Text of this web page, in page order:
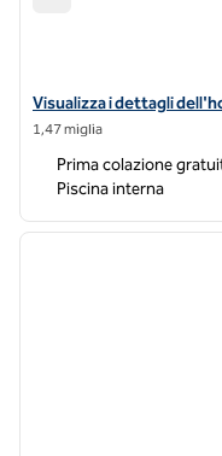
Visualizza i dettagli
Visualizza i dettagli
1,47 miglia
Prima colazione
Piscina interna
1 di 12